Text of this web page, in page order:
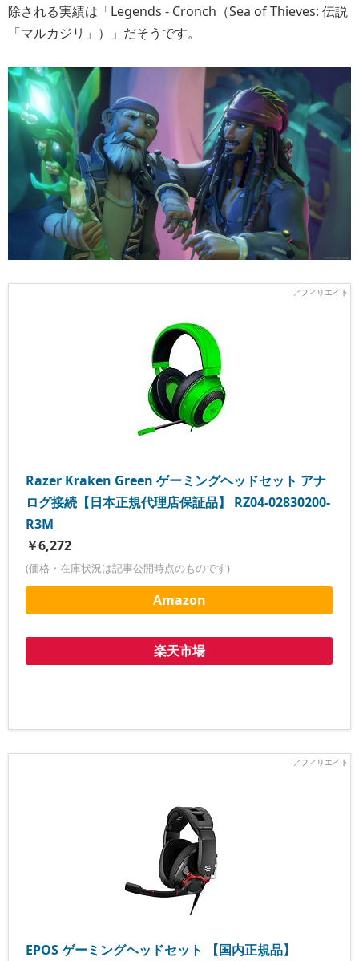
除される実績は「Legends - Cronch（Sea of Thieves: 伝説
「マルカジリ」）」だそうです。
Razer Kraken Green ゲーミングヘッドセット アナ
ログ接続【日本正規代理店保証品】 RZ04-02830200-
R3M
￥6,272
(価格・在庫状況は記事公開時点のものです)
Amazon
楽天市場
EPOS ゲーミングヘッドセット 【国内正規品】